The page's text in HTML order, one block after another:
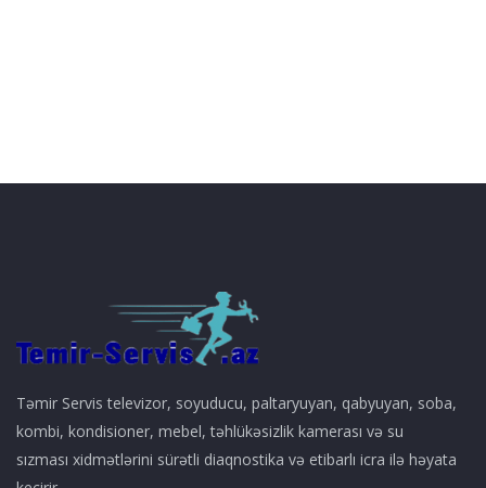
Təmir Servis televizor, soyuducu, paltaryuyan, qabyuyan, soba,
kombi, kondisioner, mebel, təhlükəsizlik kamerası və su
sızması xidmətlərini sürətli diaqnostika və etibarlı icra ilə həyata